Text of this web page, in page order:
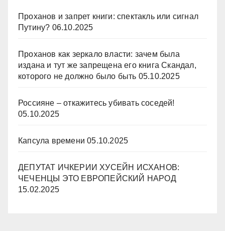
Проханов и запрет книги: спектакль или сигнал
Путину? 06.10.2025
Проханов как зеркало власти: зачем была
издана и тут же запрещена его книга Скандал,
которого не должно было быть 05.10.2025
Россияне – откажитесь убивать соседей!
05.10.2025
Капсула времени 05.10.2025
ДЕПУТАТ ИЧКЕРИИ ХУСЕЙН ИСХАНОВ:
ЧЕЧЕНЦЫ ЭТО ЕВРОПЕЙСКИЙ НАРОД
15.02.2025